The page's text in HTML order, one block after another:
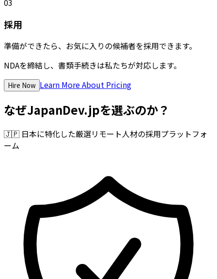
03
採用
準備ができたら、お気に入りの候補者を採用できます。
NDAを締結し、書類手続きは私たちが対応します。
Hire Now Learn More About Pricing
なぜJapanDev.jpを選ぶのか？
🇯🇵 日本に特化した厳選リモート人材の採用プラットフォ
ーム